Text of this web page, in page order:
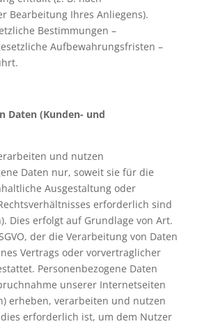
Bearbeitung Ihres Anliegens).
Bestimmungen –
Aufbewahrungsfristen –
Daten (Kunden- und
und nutzen
Daten nur, soweit sie für die
Ausgestaltung oder
erforderlich sind
Dies erfolgt auf Grundlage von Art.
der die Verarbeitung von Daten
Vertrags oder vorvertraglicher
Personenbezogene Daten
unserer Internetseiten
erheben, verarbeiten und nutzen
erforderlich ist, um dem Nutzer